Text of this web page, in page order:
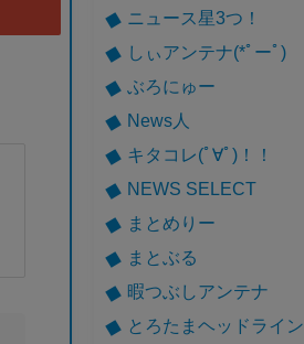
ニュース星3つ！
しぃアンテナ(*ﾟーﾟ)
ぶろにゅー
News人
キタコレ(ﾟ∀ﾟ)！！
NEWS SELECT
まとめりー
まとぶる
暇つぶしアンテナ
とろたまヘッドライン